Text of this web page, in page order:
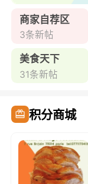
商家自荐区
3条新帖
美食天下
31条新帖
积分商城